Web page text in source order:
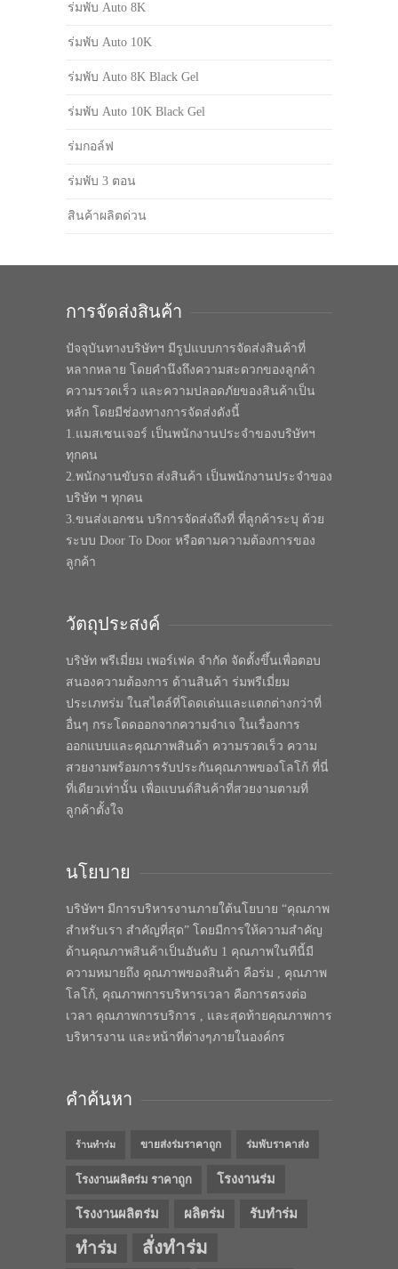
ร่มพับ Auto 8K
ร่มพับ Auto 10K
ร่มพับ Auto 8K Black Gel
ร่มพับ Auto 10K Black Gel
ร่มกอล์ฟ
ร่มพับ 3 ตอน
สินค้าผลิตด่วน
การจัดส่งสินค้า
ปัจจุบันทางบริษัทฯ มีรูปแบบการจัดส่งสินค้าที่
หลากหลาย โดยคำนึงถึงความสะดวกของลูกค้า
ความรวดเร็ว และความปลอดภัยของสินค้าเป็น
หลัก โดยมีช่องทางการจัดส่งดังนี้
1.แมสเซนเจอร์ เป็นพนักงานประจำของบริษัทฯ
ทุกคน
2.พนักงานขับรถ ส่งสินค้า เป็นพนักงานประจำของ
บริษัท ฯ ทุกคน
3.ขนส่งเอกชน บริการจัดส่งถึงที่ ที่ลูกค้าระบุ ด้วย
ระบบ Door To Door หรือตามความต้องการของ
ลูกค้า
วัตถุประสงค์
บริษัท พรีเมี่ยม เพอร์เฟค จำกัด จัดตั้งขึ้นเพื่อตอบ
สนองความต้องการ ด้านสินค้า ร่มพรีเมี่ยม
ประเภทร่ม ในสไตล์ที่โดดเด่นและแตกต่างกว่าที่
อื่นๆ กระโดดออกจากความจำเจ ในเรื่องการ
ออกแบบและคุณภาพสินค้า ความรวดเร็ว ความ
สวยงามพร้อมการรับประกันคุณภาพของโลโก้ ที่นี่
ที่เดียวเท่านั้น เพื่อแบนด์สินค้าที่สวยงามตามที่
ลูกค้าตั้งใจ
นโยบาย
บริษัทฯ มีการบริหารงานภายใต้นโยบาย “คุณภาพ
สำหรับเรา สำคัญที่สุด” โดยมีการให้ความสำคัญ
ด้านคุณภาพสินค้าเป็นอันดับ 1 คุณภาพในทีนี้มี
ความหมายถึง คุณภาพของสินค้า คือร่ม , คุณภาพ
โลโก้, คุณภาพการบริหารเวลา คือการตรงต่อ
เวลา คุณภาพการบริการ , และสุดท้ายคุณภาพการ
บริหารงาน และหน้าที่ต่างๆภายในองค์กร
คำค้นหา
ร้านทำร่ม ขายส่งร่มราคาถูก ร่มพับราคาส่ง
โรงงานผลิตร่ม ราคาถูก โรงงานร่ม
โรงงานผลิตร่ม ผลิตร่ม รับทำร่ม
ทำร่ม สั่งทำร่ม